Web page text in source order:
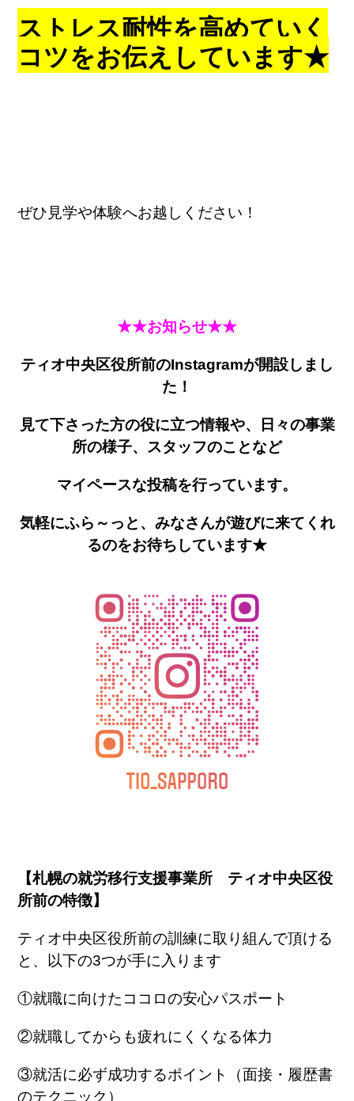
ストレス耐性を高めていく
コツをお伝えしています★
ぜひ見学や体験へお越しください！
★★お知らせ★★
ティオ中央区役所前のInstagramが開設しまし
た！
見て下さった方の役に立つ情報や、日々の事業
所の様子、スタッフのことなど
マイペースな投稿を行っています。
気軽にふら～っと、みなさんが遊びに来てくれ
るのをお待ちしています★
【札幌の就労移行支援事業所 ティオ中央区役
所前の特徴】
ティオ中央区役所前の訓練に取り組んで頂ける
と、以下の3つが手に入ります
①就職に向けたココロの安心パスポート
②就職してからも疲れにくくなる体力
③就活に必ず成功するポイント（面接・履歴書
のテクニック）